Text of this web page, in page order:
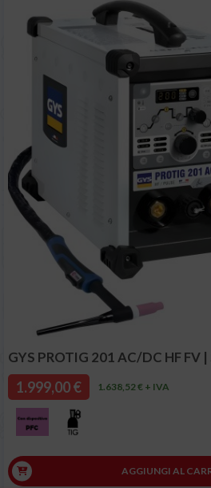
GYS PROTIG 201 AC/DC HF FV
1.999,00 € 1.638,52 € + IVA
AGGIUNGI AL